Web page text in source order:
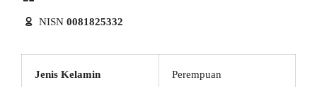
NISN 0081825332
Jenis Kelamin Perempuan